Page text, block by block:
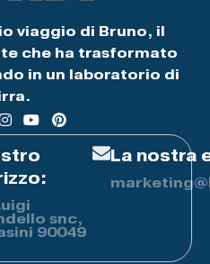
viaggio di Bruno, il
che ha trasformato
in un laboratorio di
snc,
90049
La nostra